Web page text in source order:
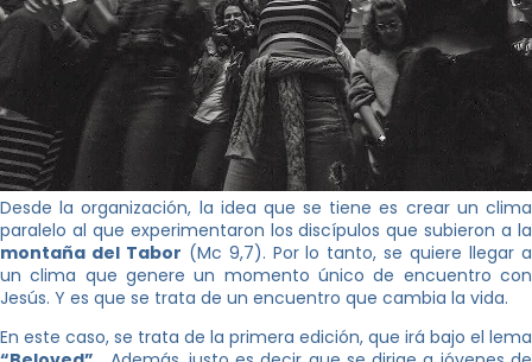
Desde la organización, la idea que se tiene es crear un clima
paralelo al que experimentaron los discípulos que subieron a la
montaña del Tabor (Mc 9,7). Por lo tanto, se quiere llegar a
un clima que genere un momento único de encuentro con
Jesús. Y es que se trata de un encuentro que cambia la vida.
En este caso, se trata de la primera edición, que irá bajo el lema